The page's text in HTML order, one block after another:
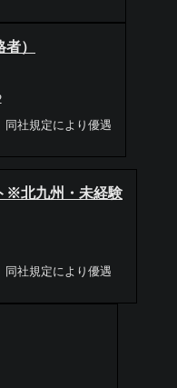
）
同社規定により優遇
※北九州・未経験
同社規定により優遇